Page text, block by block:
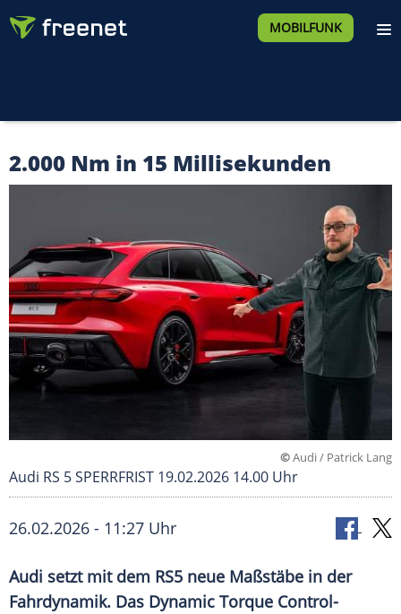
MOBILFUNK
2.000 Nm in 15 Millisekunden
©Audi / Patrick Lang
Audi RS 5 SPERRFRIST 19.02.2026 14.00 Uhr
26.02.2026 - 11:27 Uhr
Audi setzt mit dem RS5 neue Maßstäbe in der
Fahrdynamik. Das Dynamic Torque Control-